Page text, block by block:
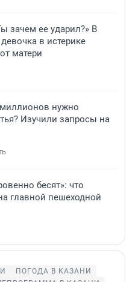
зачем ее ударил?» В
в истерике
матери
нужно
Изучили запросы на
бесят»: что
главной пешеходной
ПОГОДА В КАЗАНИ